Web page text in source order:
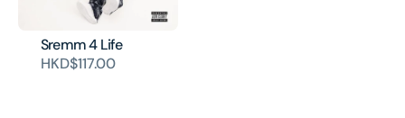
Sremm 4 Life
HKD$117.00